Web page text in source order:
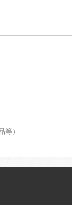
等）